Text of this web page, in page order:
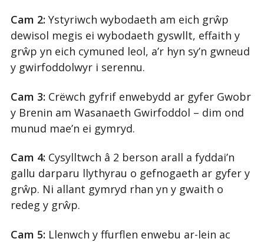
Cam 2: Ystyriwch wybodaeth am eich grŵp
dewisol megis ei wybodaeth gyswllt, effaith y
grŵp yn eich cymuned leol, a’r hyn sy’n gwneud
y gwirfoddolwyr i serennu.
Cam 3: Crëwch gyfrif enwebydd ar gyfer Gwobr
y Brenin am Wasanaeth Gwirfoddol – dim ond
munud mae’n ei gymryd.
Cam 4: Cysylltwch â 2 berson arall a fyddai’n
gallu darparu llythyrau o gefnogaeth ar gyfer y
grŵp. Ni allant gymryd rhan yn y gwaith o
redeg y grŵp.
Cam 5: Llenwch y ffurflen enwebu ar-lein ac